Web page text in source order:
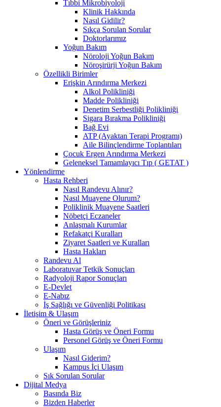
Tıbbi Mikrobiyoloji
Klinik Hakkında
Nasıl Gidilir?
Sıkça Sorulan Sorular
Doktorlarımız
Yoğun Bakım
Nöroloji Yoğun Bakım
Nöroşirürji Yoğun Bakım
Özellikli Birimler
Erişkin Arındırma Merkezi
Alkol Polikliniği
Madde Polikliniği
Denetim Serbestliği Polikliniği
Sigara Bırakma Polikliniği
Bağ Evi
ATP (Ayaktan Terapi Programı)
Aile Bilinçlendirme Toplantıları
Çocuk Ergen Arındırma Merkezi
Geleneksel Tamamlayıcı Tıp ( GETAT )
Yönlendirme
Hasta Rehberi
Nasıl Randevu Alınır?
Nasıl Muayene Olurum?
Poliklinik Muayene Saatleri
Nöbetçi Eczaneler
Anlaşmalı Kurumlar
Refakatçi Kuralları
Ziyaret Saatleri ve Kuralları
Hasta Hakları
Randevu Al
Laboratuvar Tetkik Sonuçları
Radyoloji Rapor Sonuçları
E-Devlet
E-Nabız
İş Sağlığı ve Güvenliği Politikası
İletişim & Ulaşım
Öneri ve Görüşleriniz
Hasta Görüş ve Öneri Formu
Personel Görüş ve Öneri Formu
Ulaşım
Nasıl Giderim?
Kampus İçi Ulaşım
Sık Sorulan Sorular
Dijital Medya
Basında Biz
Bizden Haberler